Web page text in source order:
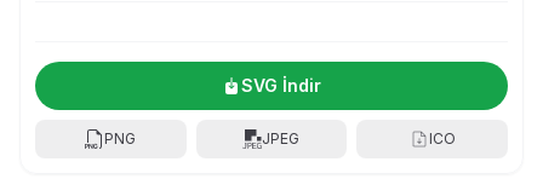
SVG İndir
PNG JPEG ICO